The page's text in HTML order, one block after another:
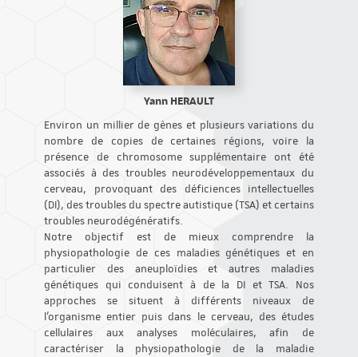
Yann HERAULT
Environ un millier de gènes et plusieurs variations du
nombre de copies de certaines régions, voire la
présence de chromosome supplémentaire ont été
associés à des troubles neurodéveloppementaux du
cerveau, provoquant des déficiences intellectuelles
(DI), des troubles du spectre autistique (TSA) et certains
troubles neurodégénératifs.
Notre objectif est de mieux comprendre la
physiopathologie de ces maladies génétiques et en
particulier des aneuploïdies et autres maladies
génétiques qui conduisent à de la DI et TSA. Nos
approches se situent à différents niveaux de
l'organisme entier puis dans le cerveau, des études
cellulaires aux analyses moléculaires, afin de
caractériser la physiopathologie de la maladie